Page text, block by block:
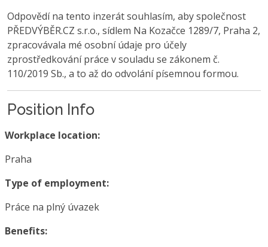
Odpovědí na tento inzerát souhlasím, aby společnost
PŘEDVÝBĚR.CZ s.r.o., sídlem Na Kozačce 1289/7, Praha 2,
zpracovávala mé osobní údaje pro účely
zprostředkování práce v souladu se zákonem č.
110/2019 Sb., a to až do odvolání písemnou formou.
Position Info
Workplace location:
Praha
Type of employment:
Práce na plný úvazek
Benefits: